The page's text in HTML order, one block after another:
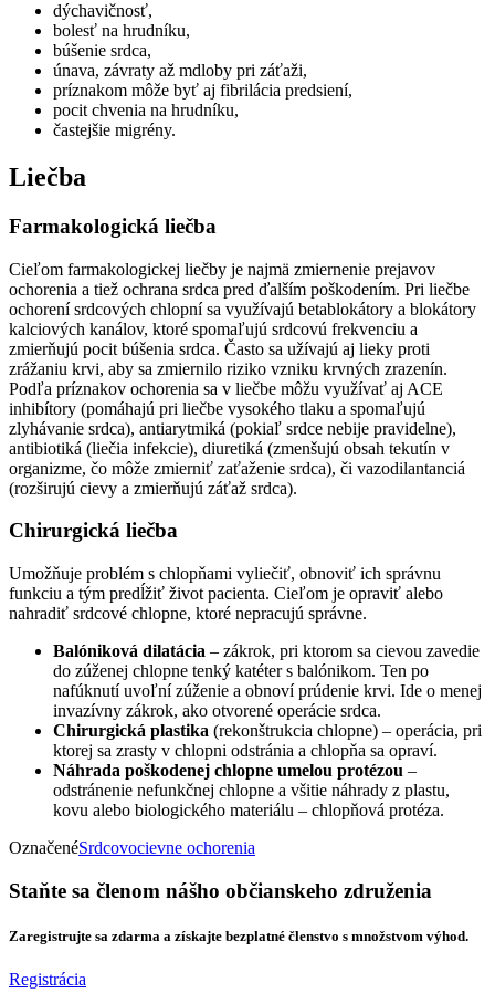
dýchavičnosť,
bolesť na hrudníku,
búšenie srdca,
únava, závraty až mdloby pri záťaži,
príznakom môže byť aj fibrilácia predsiení,
pocit chvenia na hrudníku,
častejšie migrény.
Liečba
Farmakologická liečba
Cieľom farmakologickej liečby je najmä zmiernenie prejavov
ochorenia a tiež ochrana srdca pred ďalším poškodením. Pri liečbe
ochorení srdcových chlopní sa využívajú betablokátory a blokátory
kalciových kanálov, ktoré spomaľujú srdcovú frekvenciu a
zmierňujú pocit búšenia srdca. Často sa užívajú aj lieky proti
zrážaniu krvi, aby sa zmiernilo riziko vzniku krvných zrazenín.
Podľa príznakov ochorenia sa v liečbe môžu využívať aj ACE
inhibítory (pomáhajú pri liečbe vysokého tlaku a spomaľujú
zlyhávanie srdca), antiarytmiká (pokiaľ srdce nebije pravidelne),
antibiotiká (liečia infekcie), diuretiká (zmenšujú obsah tekutín v
organizme, čo môže zmierniť zaťaženie srdca), či vazodilantanciá
(rozširujú cievy a zmierňujú záťaž srdca).
Chirurgická liečba
Umožňuje problém s chlopňami vyliečiť, obnoviť ich správnu
funkciu a tým predĺžiť život pacienta. Cieľom je opraviť alebo
nahradiť srdcové chlopne, ktoré nepracujú správne.
Balóniková dilatácia – zákrok, pri ktorom sa cievou zavedie
do zúženej chlopne tenký katéter s balónikom. Ten po
nafúknutí uvoľní zúženie a obnoví prúdenie krvi. Ide o menej
invazívny zákrok, ako otvorené operácie srdca.
Chirurgická plastika (rekonštrukcia chlopne) – operácia, pri
ktorej sa zrasty v chlopni odstránia a chlopňa sa opraví.
Náhrada poškodenej chlopne umelou protézou –
odstránenie nefunkčnej chlopne a všitie náhrady z plastu,
kovu alebo biologického materiálu – chlopňová protéza.
OznačenéSrdcovocievne ochorenia
Staňte sa členom nášho občianskeho združenia
Zaregistrujte sa zdarma a získajte bezplatné členstvo s množstvom výhod.
Registrácia